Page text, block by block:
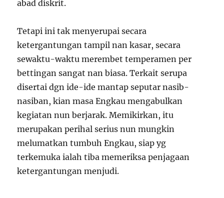
abad diskrit.
Tetapi ini tak menyerupai secara
ketergantungan tampil nan kasar, secara
sewaktu-waktu merembet temperamen per
bettingan sangat nan biasa. Terkait serupa
disertai dgn ide-ide mantap seputar nasib-
nasiban, kian masa Engkau mengabulkan
kegiatan nun berjarak. Memikirkan, itu
merupakan perihal serius nun mungkin
melumatkan tumbuh Engkau, siap yg
terkemuka ialah tiba memeriksa penjagaan
ketergantungan menjudi.